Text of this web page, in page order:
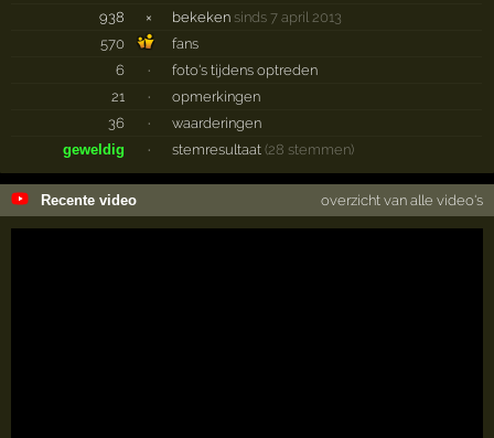
938
× bekeken sinds 7 april 2013
570
fans
6
·
foto's tijdens optreden
21
·
opmerkingen
36
·
waarderingen
geweldig
· stemresultaat (28 stemmen)
Recente video overzicht van alle video's